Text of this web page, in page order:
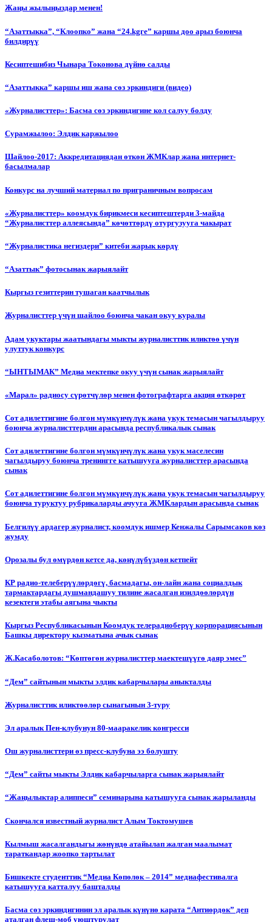
Жаңы жылыңыздар менен!
“Азаттыкка”, “Клоопко” жана “24.kgге” каршы доо арыз боюнча
билдирүү
Кесиптешибиз Чынара Токонова дүйнө салды
“Азаттыкка” каршы иш жана сөз эркиндиги (видео)
«Журналисттер»: Басма сөз эркиндигине кол салуу болду
Сурамжылоо: Элдик каржылоо
Шайлоо-2017: Аккредитациядан өткөн ЖМКлар жана интернет-
басылмалар
Конкурс на лучший материал по приграничным вопросам
«Журналисттер» коомдук бирикмеси кесиптештерди 3-майда
“Журналисттер аллеясында” көчөттөрдү отургузууга чакырат
“Журналистика негиздери” китеби жарык көрдү
“Азаттык” фотосынак жарыялайт
Кыргыз гезиттерин тушаган каатчылык
Журналисттер үчүн шайлоо боюнча чакан окуу куралы
Адам укуктары жаатындагы мыкты журналисттик иликтөө үчүн
улуттук конкурс
“ЫНТЫМАК” Медиа мектепке окуу үчүн сынак жарыялайт
«Марал» радиосу сүрөтчүлөр менен фотографтарга акция өткөрөт
Сот адилеттигине болгон мүмкүнчүлүк жана укук темасын чагылдыруу
боюнча журналисттердин арасында республикалык сынак
Сот адилеттигине болгон мүмкүнчүлүк жана укук маселесин
чагылдыруу боюнча тренингге катышууга журналисттер арасында
сынак
Сот адилеттигине болгон мүмкүнчүлүк жана укук темасын чагылдыруу
боюнча туруктуу рубрикаларды ачууга ЖМКлардын арасында сынак
Белгилүү ардагер журналист, коомдук ишмер Кенжалы Сарымсаков көз
жумду
Орозалы бул өмүрдөн кетсе да, көңүлүбүздөн кетпейт
КР радио-телеберүүлөрдөгү, басмадагы, он-лайн жана социалдык
тармактардагы душмандашуу тилине жасалган изилдөөлөрдүн
кезектеги этабы аягына чыкты
Кыргыз Республикасынын Коомдук телерадиоберүү корпорациясынын
Башкы директору кызматына ачык сынак
Ж.Касаболотов: “Көптөгөн журналисттер маектешүүгө даяр эмес”
“Дем” сайтынын мыкты элдик кабарчылары аныкталды
Журналисттик иликтөөлөр сынагынын 3-туру
Эл аралык Пен-клубунун 80-мааракелик конгресси
Ош журналисттери өз пресс-клубуна ээ болушту
“Дем” сайты мыкты Элдик кабарчыларга сынак жарыялайт
“Жаңылыктар алиппеси” семинарына катышууга сынак жарыланды
Cкончался известный журналист Алым Токтомушев
Кылмыш жасалгандыгы жөнүндө атайылап жалган маалымат
тараткандар жоопко тартылат
Бишкекте студенттик “Медиа Көпөлөк – 2014” медиафестивалга
катышууга катталуу башталды
Басма сөз эркиндигинин эл аралык күнүнө карата “Антиөрдөк” деп
аталган флеш-моб уюштурулат